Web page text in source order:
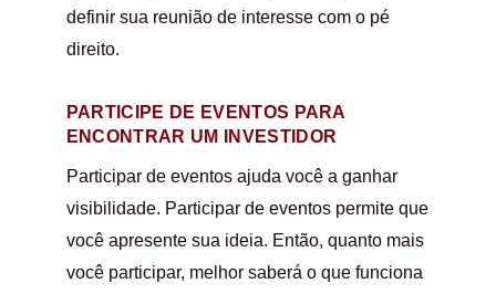
definir sua reunião de interesse com o pé
direito.
PARTICIPE DE EVENTOS PARA
ENCONTRAR UM INVESTIDOR
Participar de eventos ajuda você a ganhar
visibilidade. Participar de eventos permite que
você apresente sua ideia. Então, quanto mais
você participar, melhor saberá o que funciona